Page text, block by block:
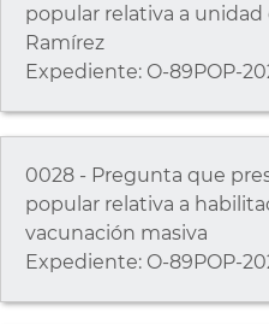
popular relativa a
Ramírez
Expediente: O-89POP-
0028 - Pregunta que
popular relativa a
vacunación masiva
Expediente: O-89POP-